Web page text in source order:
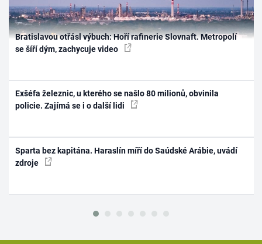
Bratislavou otřásl výbuch: Hoří rafinerie Slovnaft. Metropolí
se šíří dým, zachycuje video
Exšéfa železnic, u kterého se našlo 80 milionů, obvinila
policie. Zajímá se i o další lidi
Sparta bez kapitána. Haraslín míří do Saúdské Arábie, uvádí
zdroje